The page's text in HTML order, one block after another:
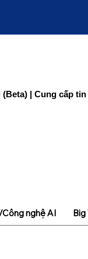
(Beta) | Cung cấp
nghệ AI